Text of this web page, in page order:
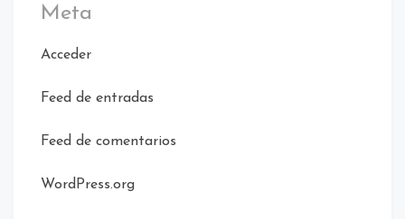
Meta
Acceder
Feed de entradas
Feed de comentarios
WordPress.org